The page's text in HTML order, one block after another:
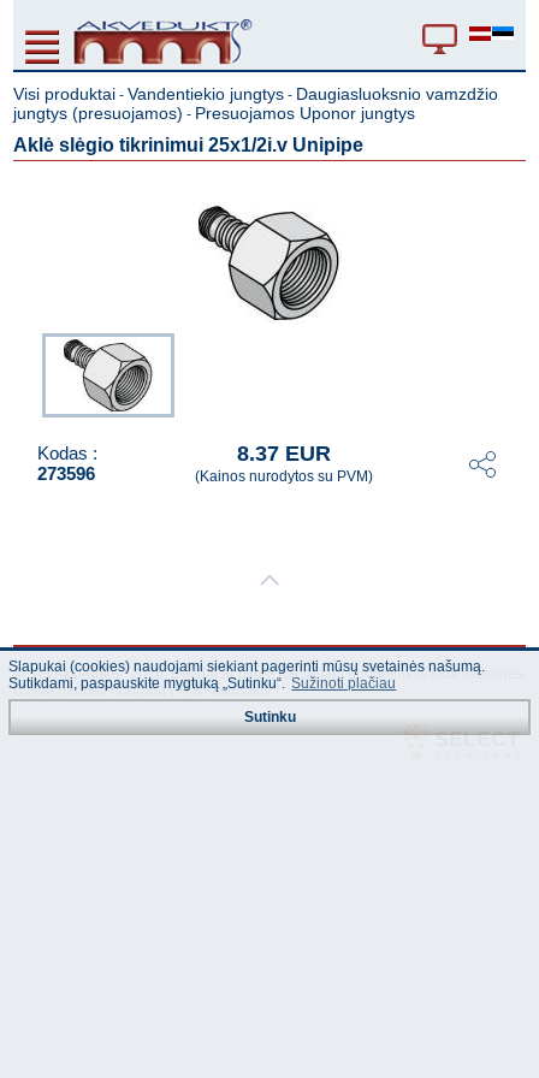
Visi produktai -Vandentiekio jungtys - Daugiasluoksnio vamzdžio
jungtys (presuojamos) - Presuojamos Uponor jungtys
Aklė slėgio tikrinimui 25x1/2i.v Unipipe
Kodas :
273596
8.37 EUR
(Kainos nurodytos su PVM)
© "AS Akvedukts" 2026. Dalinai ar pilnai naudojant duomenis iš šios svetainės
būtina naudoti nuorodą Į "AS Akvedukts"!
Slapukai (cookies) naudojami siekiant pagerinti mūsų svetainės našumą.
Sutikdami, paspauskite mygtuką „Sutinku“. Sužinoti plačiau
Sutinku